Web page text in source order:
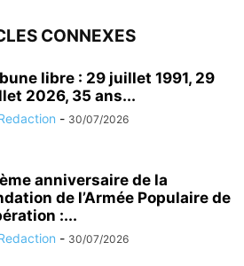
CONNEXES
libre : 29 juillet 1991, 29
2026, 35 ans...
- 30/07/2026
anniversaire de la
de l’Armée Populaire de
:...
- 30/07/2026